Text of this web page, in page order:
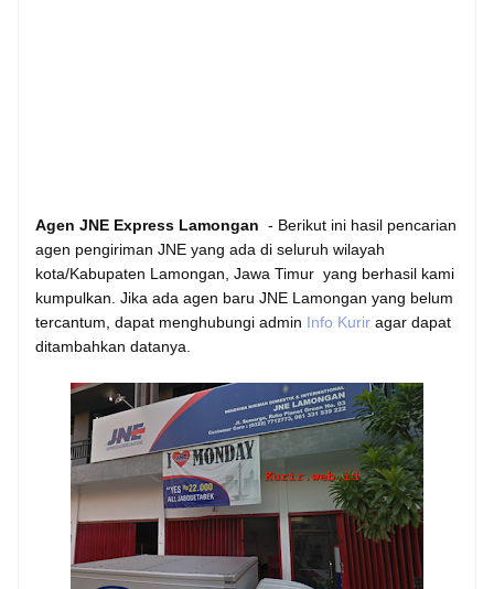
Agen JNE Express Lamongan - Berikut ini hasil pencarian
agen pengiriman JNE yang ada di seluruh wilayah
kota/Kabupaten Lamongan, Jawa Timur yang berhasil kami
kumpulkan. Jika ada agen baru JNE Lamongan yang belum
tercantum, dapat menghubungi admin Info Kurir agar dapat
ditambahkan datanya.